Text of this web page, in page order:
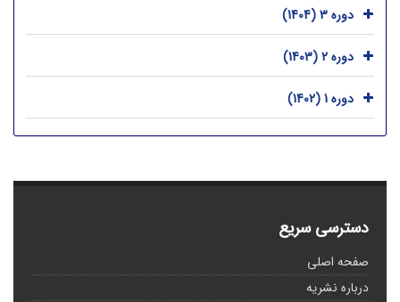
دوره 3 (1404)
دوره 2 (1403)
دوره 1 (1402)
دسترسی سریع
صفحه اصلی
درباره نشریه